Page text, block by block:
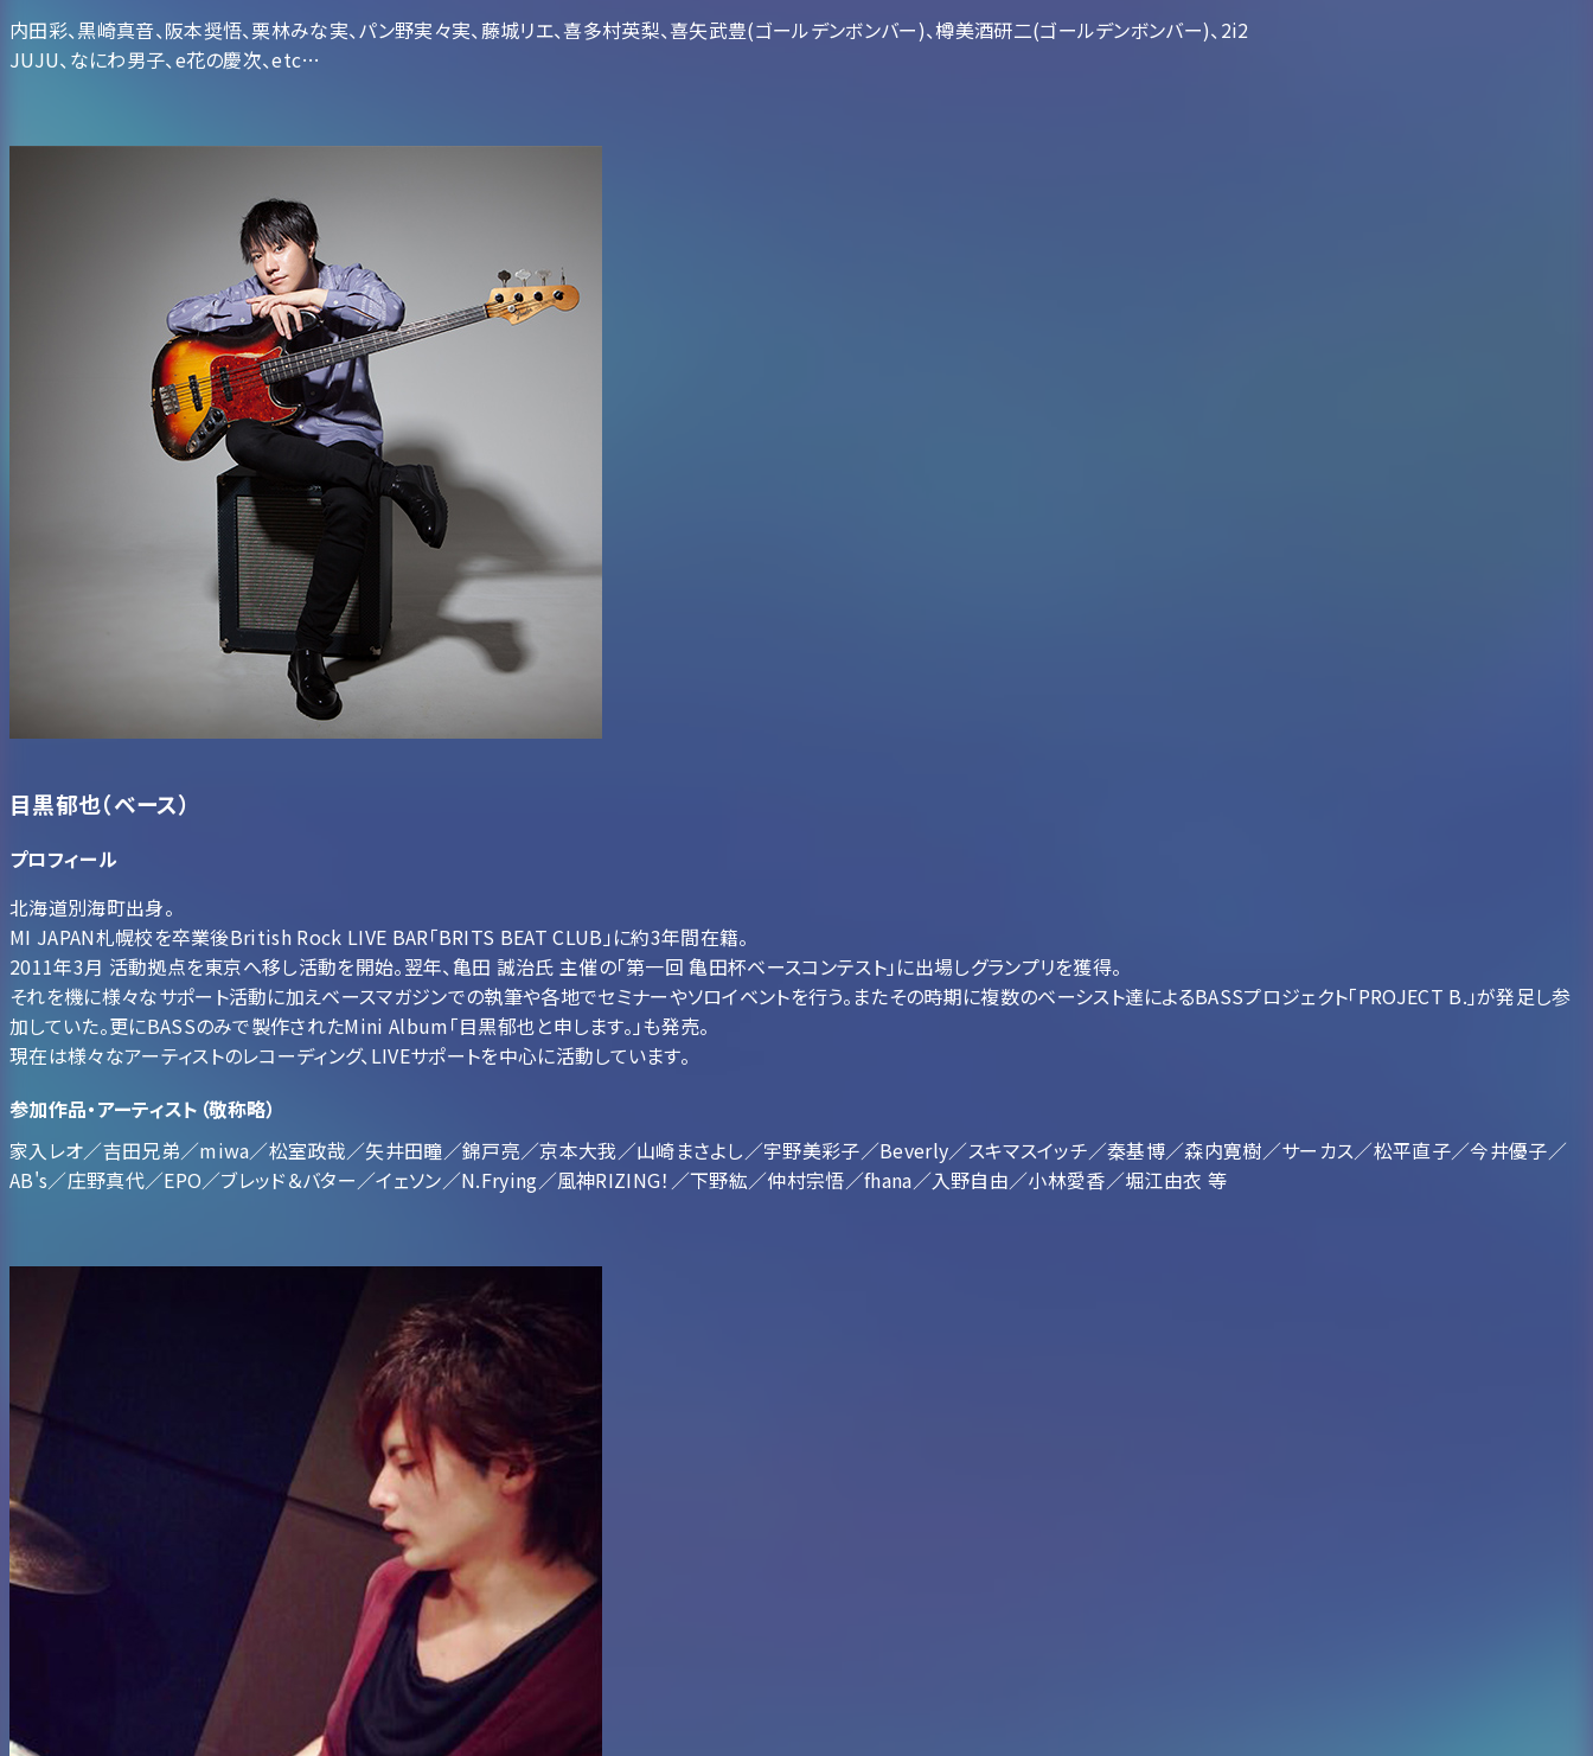
内田彩、黒崎真音、阪本奨悟、栗林みな実、パン野実々実、藤城リエ、喜多村英梨、喜矢武豊(ゴールデンボンバー)、樽美酒研二(ゴールデンボンバー)、2i2
JUJU、なにわ男子、e花の慶次、etc…
目黒郁也（ベース）
プロフィール
北海道別海町出身。
MI JAPAN札幌校を卒業後British Rock LIVE BAR「BRITS BEAT CLUB」に約3年間在籍。
2011年3月 活動拠点を東京へ移し活動を開始。翌年、亀田 誠治氏 主催の「第一回 亀田杯ベースコンテスト」に出場しグランプリを獲得。
それを機に様々なサポート活動に加えベースマガジンでの執筆や各地でセミナーやソロイベントを行う。またその時期に複数のベーシスト達によるBASSプロジェクト「PROJECT B.」が発足し参
加していた。更にBASSのみで製作されたMini Album「目黒郁也と申します。」も発売。
現在は様々なアーティストのレコーディング、LIVEサポートを中心に活動しています。
参加作品・アーティスト（敬称略）
家入レオ／吉田兄弟／miwa／松室政哉／矢井田瞳／錦戸亮／京本大我／山崎まさよし／宇野美彩子／Beverly／スキマスイッチ／秦基博／森内寛樹／サーカス／松平直子／今井優子／
AB's／庄野真代／EPO／ブレッド＆バター／イェソン／N.Frying／風神RIZING！／下野紘／仲村宗悟／fhana／入野自由／小林愛香／堀江由衣 等